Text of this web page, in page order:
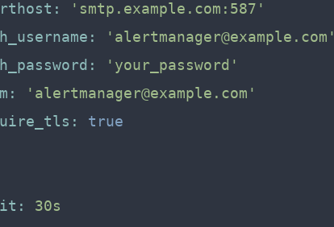
'smtp.example.com:587'
'alertmanager@example.com'
'your_password'
'alertmanager@example.com'
true
30s